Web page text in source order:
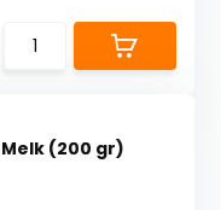
(200 gr)